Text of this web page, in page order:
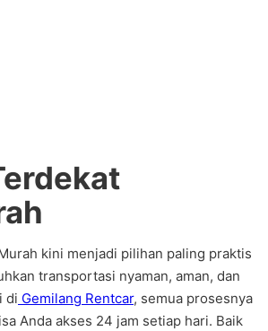
kini menjadi pilihan paling praktis
transportasi nyaman, aman, dan
di Gemilang Rentcar, semua prosesnya
Anda akses 24 jam setiap hari. Baik